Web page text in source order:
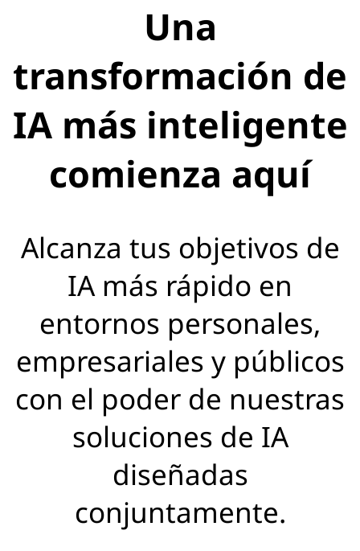
Una
transformación de
IA más inteligente
comienza aquí
Alcanza tus objetivos de
IA más rápido en
entornos personales,
empresariales y públicos
con el poder de nuestras
soluciones de IA
diseñadas
conjuntamente.